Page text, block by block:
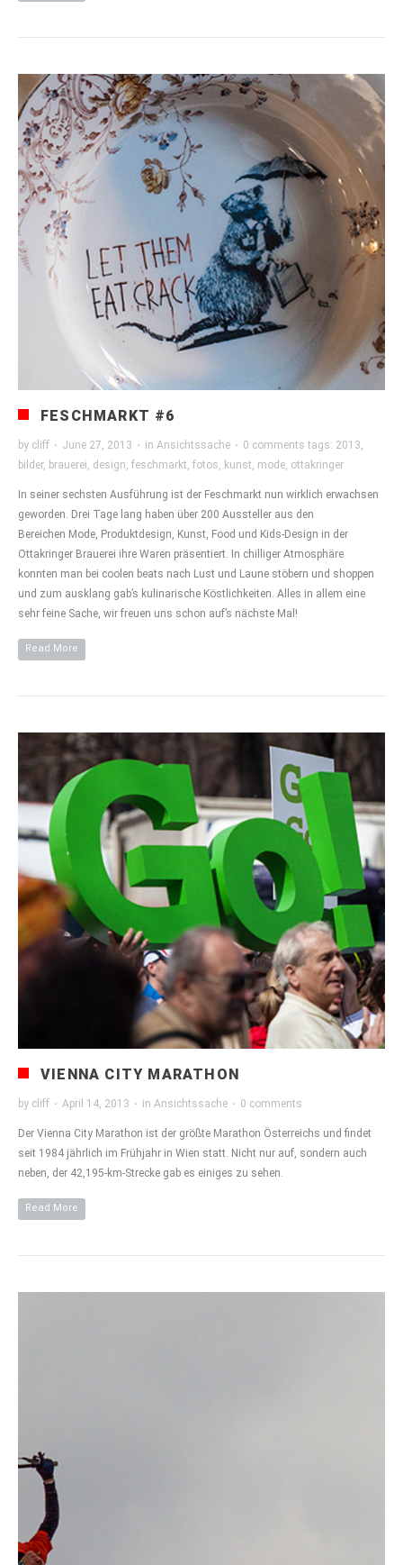
FESCHMARKT #6
by cliff · June 27, 2013 · in Ansichtssache · 0 comments tags: 2013,
bilder, brauerei, design, feschmarkt, fotos, kunst, mode, ottakringer
In seiner sechsten Ausführung ist der Feschmarkt nun wirklich erwachsen
geworden. Drei Tage lang haben über 200 Aussteller aus den
Bereichen Mode, Produktdesign, Kunst, Food und Kids-Design in der
Ottakringer Brauerei ihre Waren präsentiert. In chilliger Atmosphäre
konnten man bei coolen beats nach Lust und Laune stöbern und shoppen
und zum ausklang gab’s kulinarische Köstlichkeiten. Alles in allem eine
sehr feine Sache, wir freuen uns schon auf’s nächste Mal!
Read More
VIENNA CITY MARATHON
by cliff · April 14, 2013 · in Ansichtssache · 0 comments
Der Vienna City Marathon ist der größte Marathon Österreichs und findet
seit 1984 jährlich im Frühjahr in Wien statt. Nicht nur auf, sondern auch
neben, der 42,195-km-Strecke gab es einiges zu sehen.
Read More